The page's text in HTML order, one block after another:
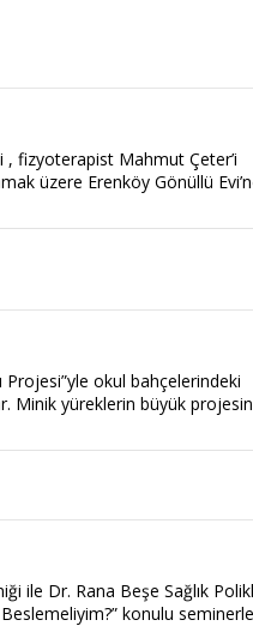
, fizyoterapist Mahmut Çeter’i
üzere Erenköy Gönüllü
Projesi”yle okul bahçelerindeki
Minik yüreklerin büyük
ile Dr. Rana Beşe Sağlık
konulu